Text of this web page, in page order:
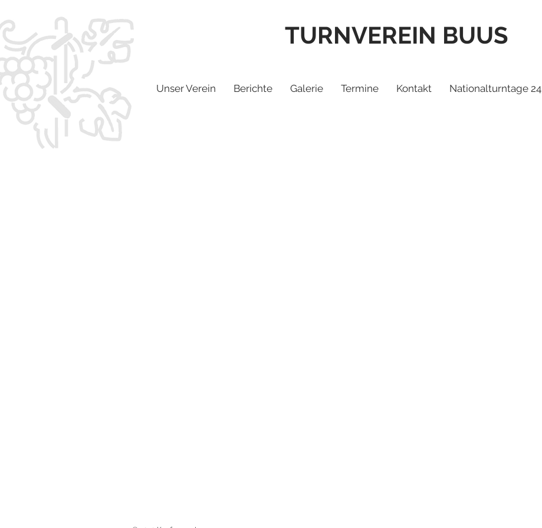
TURNVEREIN BUUS
Unser Verein Berichte Galerie Termine Kontakt Nationalturntage 24